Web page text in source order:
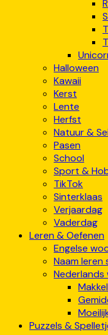
Halloween
Kawaii
Kerst
Lente
Herfst
Natuur &
Pasen
School
Sport &
TikTok
Sinterklaas
Verjaardag
Vaderdag
Leren & Oefenen
Engelse
Naam leren
Puzzels &